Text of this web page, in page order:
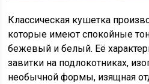
Классическая кушетка
которые имеют спокойные
бежевый и белый. Её
завитки на подлокотниках,
необычной формы, изящная